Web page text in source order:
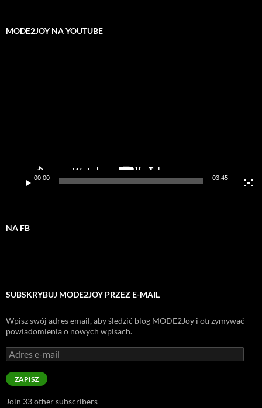
MODE2JOY NA YOUTUBE
00:00 03:45
NA FB
SUBSKRYBUJ MODE2JOY PRZEZ E-MAIL
Wpisz swój adres email, aby śledzić blog MODE2Joy i otrzymywać
powiadomienia o nowych wpisach.
Adres
e-
mail
ZAPISZ
Join 33 other subscribers